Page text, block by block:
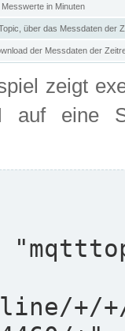
in Minuten
über das Messdaten der
der Messdaten der
zeigt
auf eine
+/